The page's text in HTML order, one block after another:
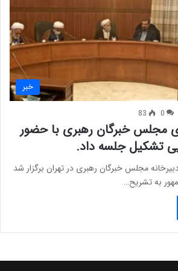
خبر
0
83
مجلس خبرگان رهبری با حضور
تشکیل جلسه داد.
مجلس خبرگان رهبری در تهران برگزار شد
به تشریح…